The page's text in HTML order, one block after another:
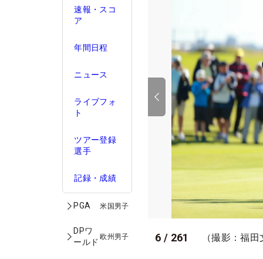
速報・スコ
ア
年間日程
ニュース
ライブフォ
ト
ツアー登録
選手
記録・成績
PGA 米国男子
DPワ
ールド
欧州男子 6 / 261 （撮影：福